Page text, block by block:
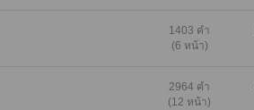
1403 คำ
(6 หน้า)
2964 คำ
(12 หน้า)